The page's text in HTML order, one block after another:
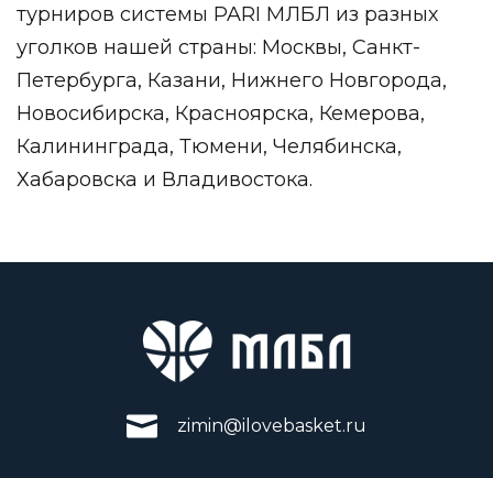
турниров системы PARI МЛБЛ из разных
уголков нашей страны: Москвы, Санкт-
Петербурга, Казани, Нижнего Новгорода,
Новосибирска, Красноярска, Кемерова,
Калининграда, Тюмени, Челябинска,
Хабаровска и Владивостока.
zimin@ilovebasket.ru